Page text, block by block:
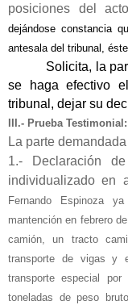
posiciones del
dejándose constancia
antesala del tribunal,
Solicita, la
se haga efectivo
tribunal, dejar su
III.- Prueba Testimonial:
La parte
1.- Declaración
individualizado en
Fernando Espinoza
mantención en febrero
camión, un tracto
transporte de vigas y
transporte especial
toneladas de peso